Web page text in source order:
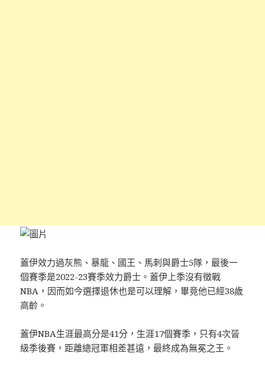
蓋伊效力過灰熊、暴龍、國王、馬刺與爵士5隊，最後一
個賽季是2022-23賽季效力爵士。蓋伊上季沒有徵戰
NBA，因而如今選擇退休也是可以理解，畢竟他已經38歲
高齡。
蓋伊NBA生涯最高分是41分，生涯17個賽季，只有4次晉
級季後賽，距離總冠軍相差甚遠，最終成為無冕之王。